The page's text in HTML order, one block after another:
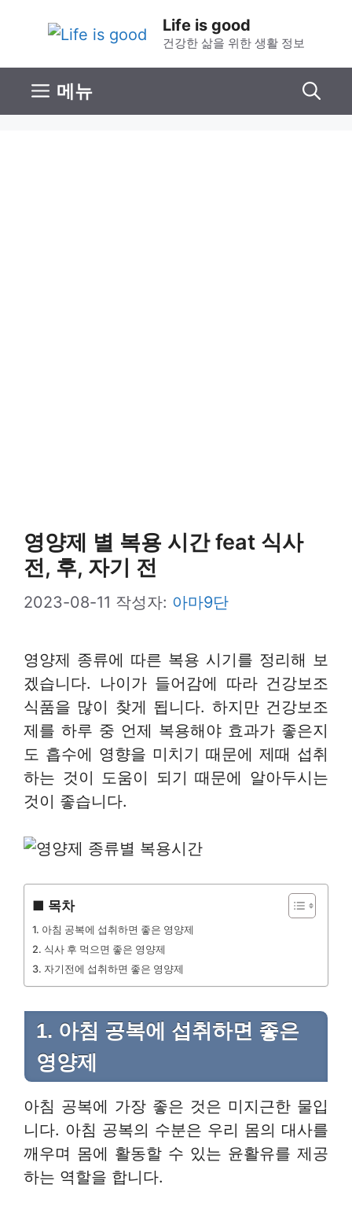
Life is good
건강한 삶을 위한 생활 정보
메뉴
영양제 별 복용 시간 feat 식사
전, 후, 자기 전
2023-08-11 작성자: 아마9단
영양제 종류에 따른 복용 시기를 정리해 보
겠습니다. 나이가 들어감에 따라 건강보조
식품을 많이 찾게 됩니다. 하지만 건강보조
제를 하루 중 언제 복용해야 효과가 좋은지
도 흡수에 영향을 미치기 때문에 제때 섭취
하는 것이 도움이 되기 때문에 알아두시는
것이 좋습니다.
■ 목차
1. 아침 공복에 섭취하면 좋은 영양제
2. 식사 후 먹으면 좋은 영양제
3. 자기전에 섭취하면 좋은 영양제
1. 아침 공복에 섭취하면 좋은
영양제
아침 공복에 가장 좋은 것은 미지근한 물입
니다. 아침 공복의 수분은 우리 몸의 대사를
깨우며 몸에 활동할 수 있는 윤활유를 제공
하는 역할을 합니다.